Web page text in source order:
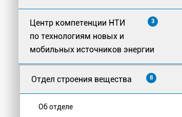
Центр компетенции НТИ
по технологиям новых и
мобильных источников энергии
3
Отдел строения вещества 8
Об отделе